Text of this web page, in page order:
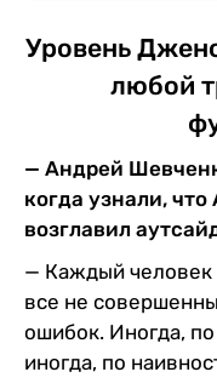
Уровень
любой
— Андрей
когда узнали,
возглавил
— Каждый
все не
ошибок. Иногда,
иногда, по